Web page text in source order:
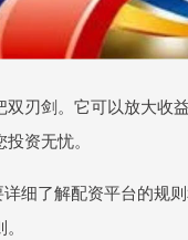
刃剑。它可以放大收
资无忧。
细了解配资平台的规